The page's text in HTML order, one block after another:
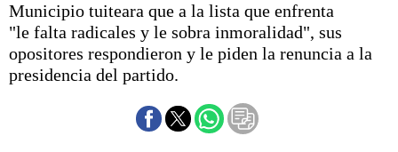
Liga del Sur
Básquetbol
Fútbol
Aplausos
Cines
Municipio tuiteara que a la lista que enfrenta
"le falta radicales y le sobra inmoralidad", sus
opositores respondieron y le piden la renuncia a la
presidencia del partido.